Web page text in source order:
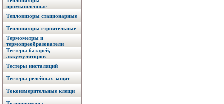
промышленные
Тепловизоры стационарные
Тепловизоры строительные
Термометры и
термопреобразователи
Тестеры батарей,
аккумуляторов
Тестеры инсталяций
Тестеры релейных защит
Токоизмерительные клещи